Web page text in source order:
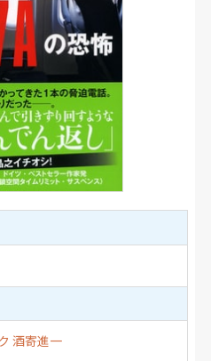
酒寄進一